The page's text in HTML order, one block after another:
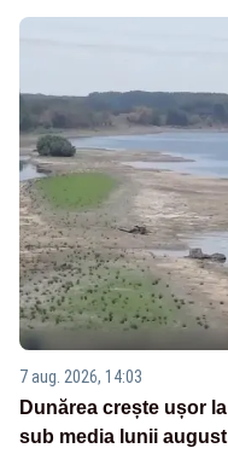
7 aug. 2026, 14:03
Dunărea crește ușor
sub media lunii august